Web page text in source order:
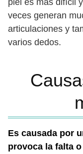
veces generan
articulaciones y
varios dedos.
Es causada por
provoca la falta